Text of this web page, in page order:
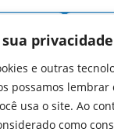
privacidade
e outras
possamos lembrar
usa o site. Ao
como